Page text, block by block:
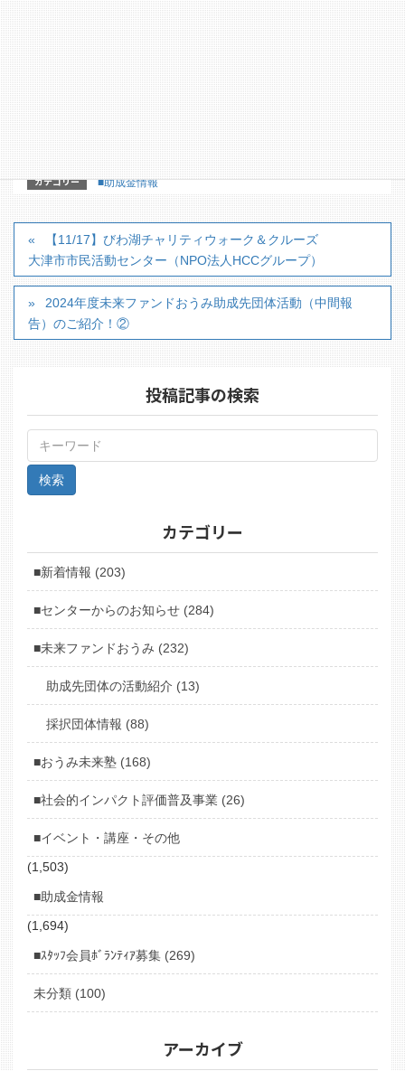
公益財団法人 日本フィランソロピック財団 代表メー
ル info@np-foundation.or.jp
【詳細はこちらのホームページからどうぞ】
https://np-foundation.or.jp/
※詳細はHPを必ずご確認ください※
カテゴリー ■助成金情報
【11/17】びわ湖チャリティウォーク＆クルーズ
大津市市民活動センター（NPO法人HCCグループ）
2024年度未来ファンドおうみ助成先団体活動（中間報
告）のご紹介！②
投稿記事の検索
カテゴリー
■新着情報 (203)
■センターからのお知らせ (284)
■未来ファンドおうみ (232)
助成先団体の活動紹介 (13)
採択団体情報 (88)
■おうみ未来塾 (168)
■社会的インパクト評価普及事業 (26)
■イベント・講座・その他
(1,503)
■助成金情報
(1,694)
■ｽﾀｯﾌ会員ﾎﾞﾗﾝﾃｨｱ募集 (269)
未分類 (100)
アーカイブ